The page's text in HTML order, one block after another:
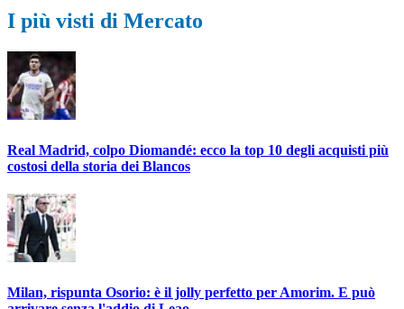
I più visti di Mercato
Real Madrid, colpo Diomandé: ecco la top 10 degli acquisti più
costosi della storia dei Blancos
Milan, rispunta Osorio: è il jolly perfetto per Amorim. E può